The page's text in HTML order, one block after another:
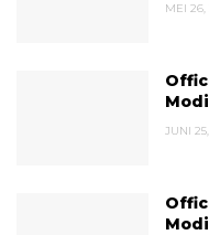
MEI 26,
JUNI